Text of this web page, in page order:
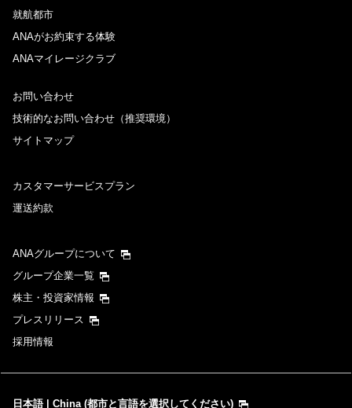
就航都市
ANAがお約束する体験
ANAマイレージクラブ
お問い合わせ
技術的なお問い合わせ（推奨環境）
サイトマップ
カスタマーサービスプラン
運送約款
ANAグループについて
グループ企業一覧
株主・投資家情報
プレスリリース
採用情報
日本語 | China (都市と言語を選択してください)